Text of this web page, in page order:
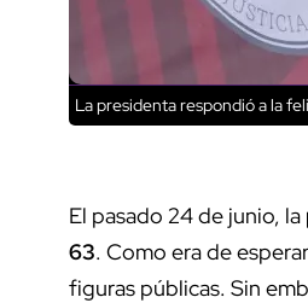
La presidenta respondió a la
El pasado 24 de junio, la
63. Como era de
figuras públicas. Sin